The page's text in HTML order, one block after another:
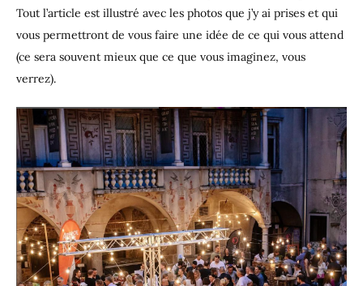
Tout l’article est illustré avec les photos que j’y ai prises et qui
vous permettront de vous faire une idée de ce qui vous attend
(ce sera souvent mieux que ce que vous imaginez, vous
verrez).